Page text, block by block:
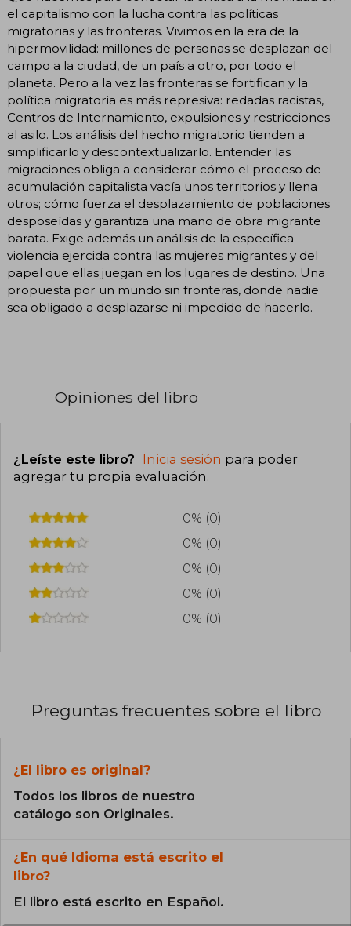
el capitalismo con la lucha contra las políticas
migratorias y las fronteras. Vivimos en la era de la
hipermovilidad: millones de personas se desplazan del
campo a la ciudad, de un país a otro, por todo el
planeta. Pero a la vez las fronteras se fortifican y la
política migratoria es más represiva: redadas racistas,
Centros de Internamiento, expulsiones y restricciones
al asilo. Los análisis del hecho migratorio tienden a
simplificarlo y descontextualizarlo. Entender las
migraciones obliga a considerar cómo el proceso de
acumulación capitalista vacía unos territorios y llena
otros; cómo fuerza el desplazamiento de poblaciones
desposeídas y garantiza una mano de obra migrante
barata. Exige además un análisis de la específica
violencia ejercida contra las mujeres migrantes y del
papel que ellas juegan en los lugares de destino. Una
propuesta por un mundo sin fronteras, donde nadie
sea obligado a desplazarse ni impedido de hacerlo.
Opiniones del libro
¿Leíste este libro? Inicia sesión para poder
agregar tu propia evaluación.
0% (0)
0% (0)
0% (0)
0% (0)
0% (0)
Preguntas frecuentes sobre el libro
¿El libro es original?
Todos los libros de nuestro
catálogo son Originales.
¿En qué Idioma está escrito el
libro?
El libro está escrito en Español.